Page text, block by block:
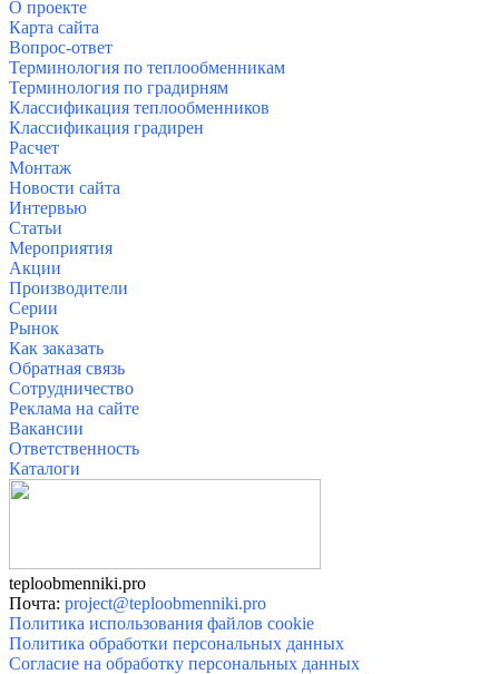
О проекте
Карта сайта
Вопрос-ответ
Терминология по теплообменникам
Терминология по градирням
Классификация теплообменников
Классификация градирен
Расчет
Монтаж
Новости сайта
Интервью
Статьи
Мероприятия
Акции
Производители
Серии
Рынок
Как заказать
Обратная связь
Сотрудничество
Реклама на сайте
Вакансии
Ответственность
Каталоги
teploobmenniki.pro
Почта: project@teploobmenniki.pro
Политика использования файлов cookie
Политика обработки персональных данных
Согласие на обработку персональных данных